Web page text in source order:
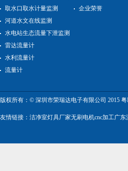
取水口取水计量监测
河道水文在线监测
水电站生态流量下泄监测
雷达流量计
水利流量计
流量计
企业荣誉
版权所有：© 深圳市荣瑞达电子有限公司 2015 粤
友情链接： 洁净室灯具厂家无刷电机cnc加工广东